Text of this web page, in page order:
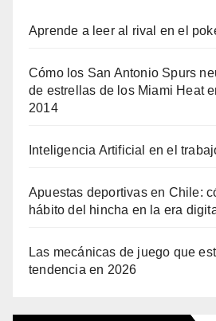
Aprende a leer al rival en el
Cómo los San Antonio Spurs
de estrellas de los Miami Heat
2014
Inteligencia Artificial en el
Apuestas deportivas en Chile:
hábito del hincha en la era
Las mecánicas de juego que
tendencia en 2026